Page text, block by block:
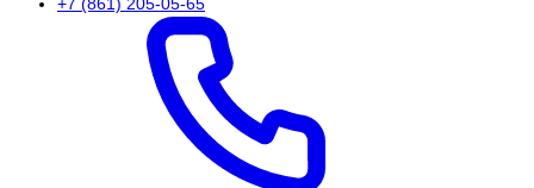
+7 (861) 205-05-65